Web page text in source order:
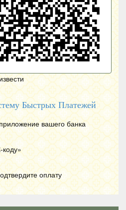
Быстрых Платежей
вашего банка
-коду»
оплату